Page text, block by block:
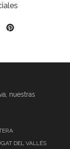
nuestras
DEL VALLÉS